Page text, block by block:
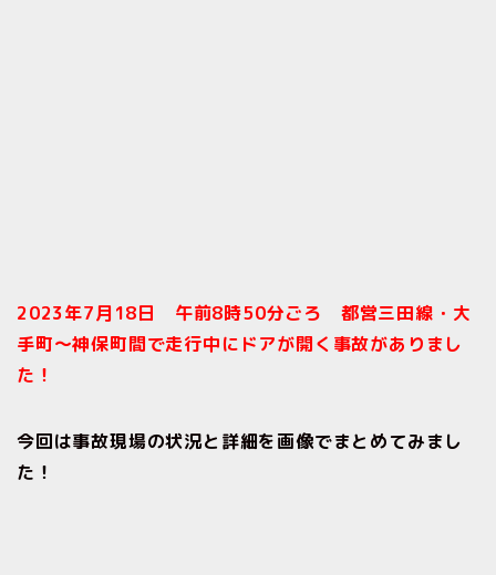
2023年7月18日 午前8時50分ごろ 都営三田線・大
手町〜神保町間で走行中にドアが開く事故がありまし
た！
今回は事故現場の状況と詳細を画像でまとめてみまし
た！